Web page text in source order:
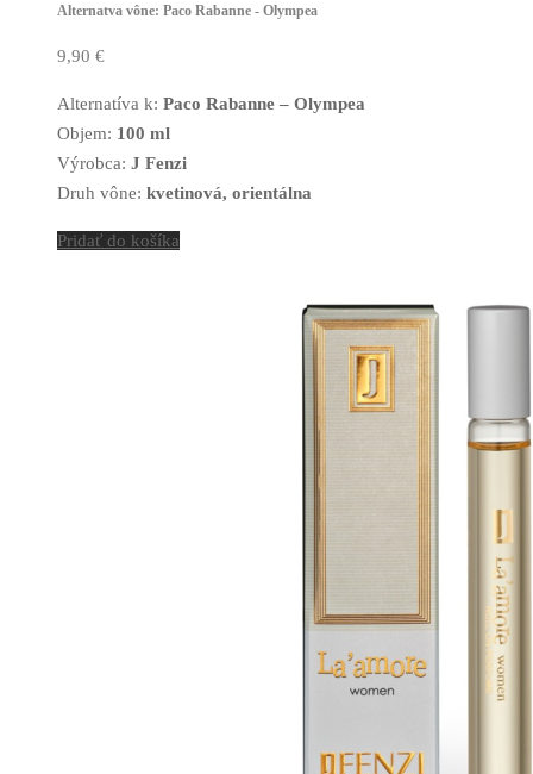
Alternatva vône: Paco Rabanne - Olympea
9,90 €
Alternatíva k: Paco Rabanne – Olympea
Objem: 100 ml
Výrobca: J Fenzi
Druh vône: kvetinová, orientálna
Pridať do košíka